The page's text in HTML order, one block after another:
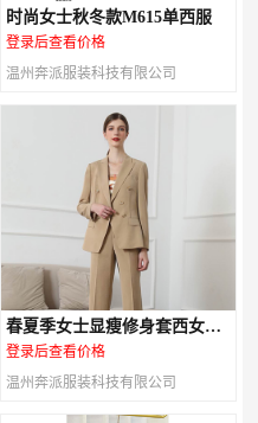
时尚女士秋冬款M615单西服
登录后查看价格
温州奔派服装科技有限公司
春夏季女士显瘦修身套西女装
M616款
登录后查看价格
温州奔派服装科技有限公司